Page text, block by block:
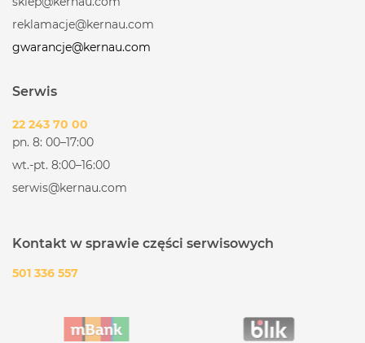
reklamacje@kernau.com
gwarancje@kernau.com
Serwis
22 243 70 00
pn. 8: 00–17:00
wt.-pt. 8:00–16:00
serwis@kernau.com
Kontakt w sprawie części serwisowych
501 336 557